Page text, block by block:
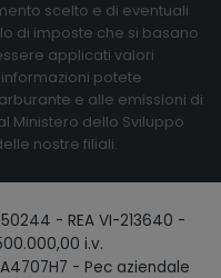
scelto e di eventuali
di imposte che si basano
applicati valori
potete
e alle emissioni di
Ministero dello Sviluppo
nostre filiali.
- REA VI-213640 -
i.v.
- Pec aziendale